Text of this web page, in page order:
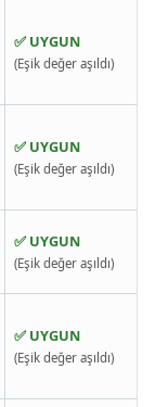
✅ UYGUN
(Eşik değer aşıldı)
✅ UYGUN
(Eşik değer aşıldı)
✅ UYGUN
(Eşik değer aşıldı)
✅ UYGUN
(Eşik değer aşıldı)